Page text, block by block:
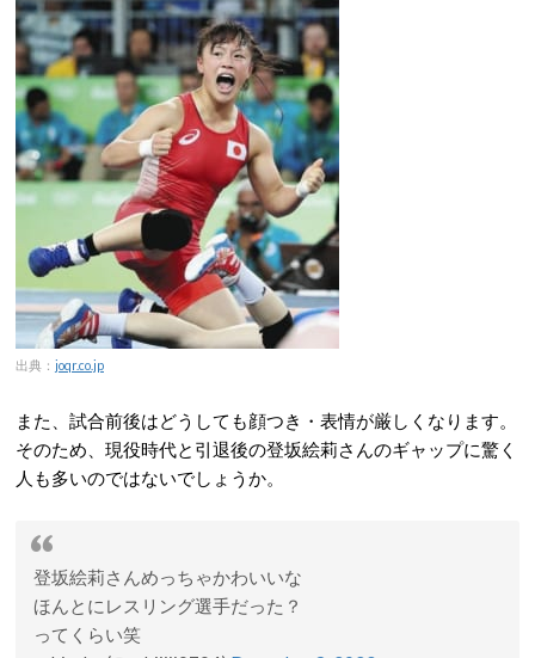
出典： joqr.co.jp
また、試合前後はどうしても顔つき・表情が厳しくなります。
そのため、現役時代と引退後の登坂絵莉さんのギャップに驚く
人も多いのではないでしょうか。
登坂絵莉さんめっちゃかわいいな
ほんとにレスリング選手だった？
ってくらい笑